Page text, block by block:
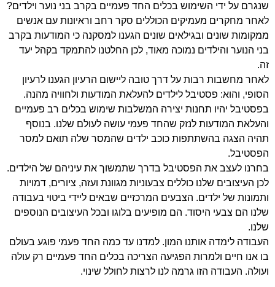
שנגרם על ידי השימוש בכלים החד פעמיים בקרב בני נוער וילדים?
לאחר מחקרים מעמיקים הכוללים סקר רחב וראיונות עם אנשים
ממקומות שונים ובגילאים שונים הגענו למסקנה כי המודעות בקרב
בני הנוער והילדים נמוכה מאוד, לכן החלטנו להתמקד בקהל יעד
זה.
לאחר מחשבות רבות על דרך טובה ליישום הרעיון הגענו לרעיון
הסופי, והוא: פסטיבל לילדים להעלאת המודעות ולחוויה מהנה.
בפסטיבל יהיו תחנות יצירה המשלבות שימוש בכלים רב פעמיים
והעלאת המודעות לנזק שהחד פעמי עושה לעולם שלנו. בנוסף
תהיה הצגה בהשתתפות כוכב ילדים שהמסר שלה תואם למסר
הפסטיבל.
בחרנו לעצב את הפסטיבל בדרך שתמשוך את עיניהם של הילדים.
לכן העיצובים שלנו כוללים צבעוניות מגוונת ועזה, ציורים, דמויות
ותמונות של ילדים. הצבעים המרכזיים שבאים ליידי ביטוי בעבודה
שלנו הם צבעי היסוד. הם מופיעים בלוגו ובכל העיצובים הנוספים
שלנו.
העבודה לימדה אותנו המון. למדנו עד כמה החד פעמי פוגע בעולם
בו אנו חיים ולמרות הפגיעה הצריכה בכלים החד פעמיים רק עולה
ועולה. העבודה הזו גרמה לנו לרצות לחולל שינוי.